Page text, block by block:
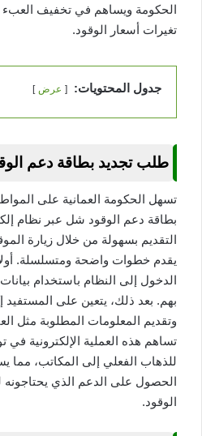
الحكومة ويساهم في تخفيف
تغيرات أسعار الوقود.
جدول المحتويات: عرض
طلب تجديد بطاقة دعم
تسهل الحكومة العمانية على
بطاقة دعم الوقود شل عبر نظام
التقديم بسهولة من خلال زيارة
يقدم خطوات واضحة ومتسلسلة.
الدخول إلى النظام باستخدام
بهم. بعد ذلك، يتعين على
وتقديم المعلومات المطلوبة مثل
تساهم هذه العملية الإلكترونية في
للذهاب الفعلي إلى المكاتب، مما
الحصول على الدعم الذي يحتاجونه
الوقود.